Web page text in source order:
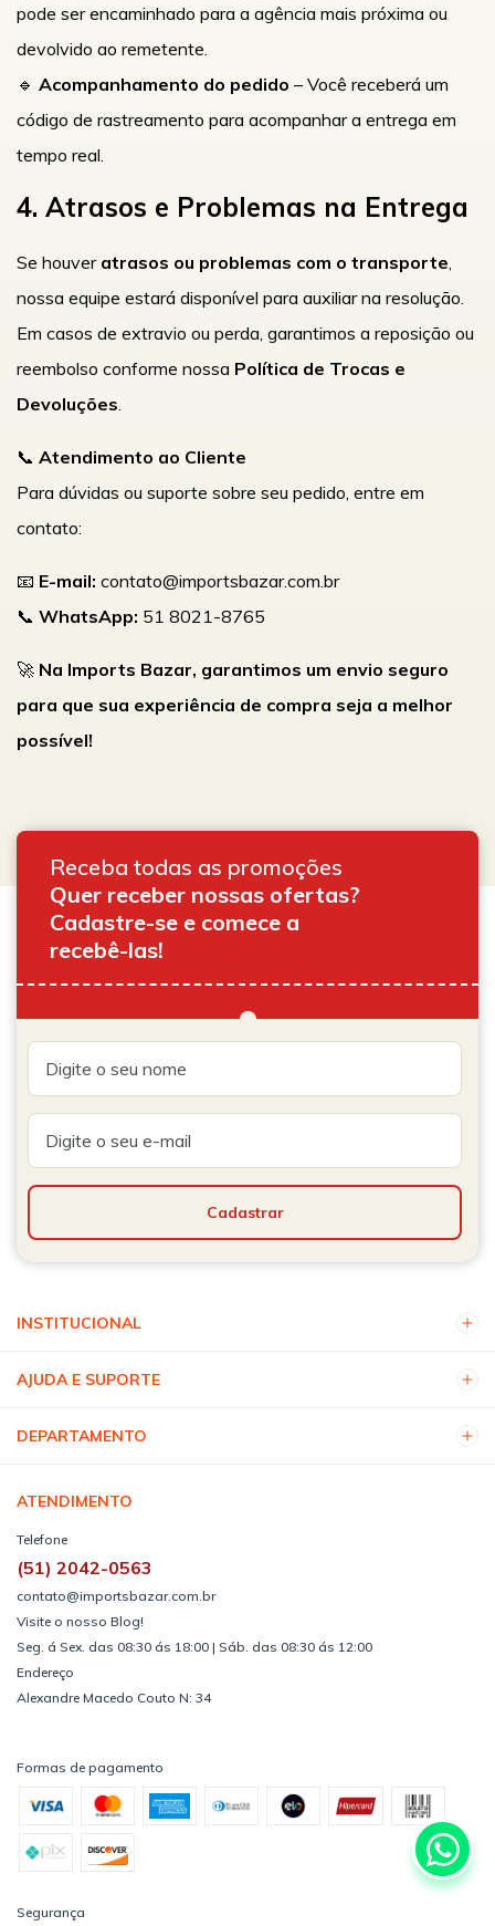
pode ser encaminhado para a agência mais próxima ou
devolvido ao remetente.
🔹 Acompanhamento do pedido – Você receberá um
código de rastreamento para acompanhar a entrega em
tempo real.
4. Atrasos e Problemas na Entrega
Se houver atrasos ou problemas com o transporte,
nossa equipe estará disponível para auxiliar na resolução.
Em casos de extravio ou perda, garantimos a reposição ou
reembolso conforme nossa Política de Trocas e
Devoluções.
📞 Atendimento ao Cliente
Para dúvidas ou suporte sobre seu pedido, entre em
contato:
📧 E-mail: contato@importsbazar.com.br
📞 WhatsApp: 51 8021-8765
🚀 Na Imports Bazar, garantimos um envio seguro
para que sua experiência de compra seja a melhor
possível!
Receba todas as promoções
Quer receber nossas ofertas?
Cadastre-se e comece a
recebê-las!
INSTITUCIONAL
AJUDA E SUPORTE
DEPARTAMENTO
ATENDIMENTO
Telefone
(51) 2042-0563
contato@importsbazar.com.br
Visite o nosso Blog!
Seg. á Sex. das 08:30 ás 18:00 | Sáb. das 08:30 ás 12:00
Endereço
Alexandre Macedo Couto N: 34
Formas de pagamento
Segurança